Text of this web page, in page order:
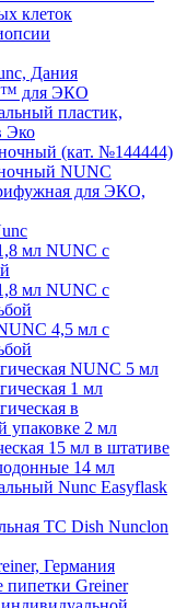
клеток
Дания
для ЭКО
пластик,
Эко
(кат. №144444)
NUNC
для ЭКО,
мл NUNC с
мл NUNC с
4,5 мл с
NUNC 5 мл
1 мл
в
упаковке 2 мл
15 мл в штативе
14 мл
Nunc Easyflask
TC Dish Nunclon
Германия
пипетки Greiner